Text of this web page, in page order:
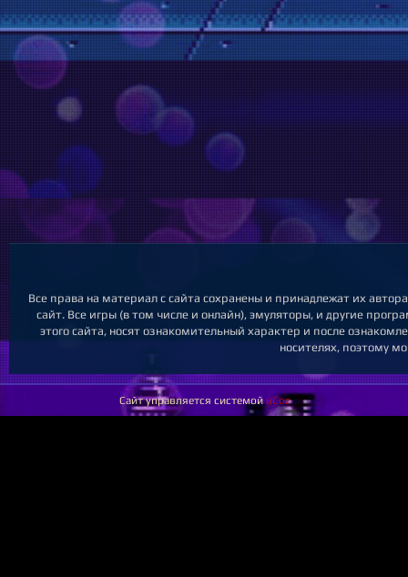
Все права на материал с сайта сохранены и принадлежат их
сайт. Все игры (в том числе и онлайн), эмуляторы, и другие
этого сайта, носят ознакомительный характер и после
носителях, поэтому
Сайт управляется системойuCoz